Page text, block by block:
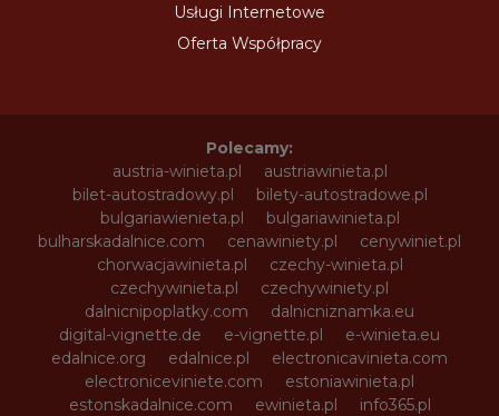
Usługi Internetowe
Oferta Współpracy
Polecamy:
austria-winieta.pl
austriawinieta.pl
bilet-autostradowy.pl
bilety-autostradowe.pl
bulgariawienieta.pl
bulgariawinieta.pl
bulharskadalnice.com
cenawiniety.pl
cenywiniet.pl
chorwacjawinieta.pl
czechy-winieta.pl
czechywinieta.pl
czechywiniety.pl
dalnicnipoplatky.com
dalnicniznamka.eu
digital-vignette.de
e-vignette.pl
e-winieta.eu
edalnice.org
edalnice.pl
electronicavinieta.com
electroniceviniete.com
estoniawinieta.pl
estonskadalnice.com
ewinieta.pl
info365.pl